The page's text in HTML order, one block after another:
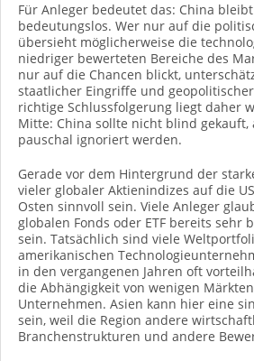
Für Anleger bedeutet das: China
bedeutungslos. Wer nur auf die
übersieht möglicherweise die
niedriger bewerteten Bereiche des
nur auf die Chancen blickt,
staatlicher Eingriffe und
richtige Schlussfolgerung liegt daher
Mitte: China sollte nicht blind gekauft,
pauschal ignoriert werden.
Gerade vor dem Hintergrund der
vieler globaler Aktienindizes auf die
Osten sinnvoll sein. Viele Anleger
globalen Fonds oder ETF bereits sehr
sein. Tatsächlich sind viele
amerikanischen
in den vergangenen Jahren oft
die Abhängigkeit von wenigen
Unternehmen. Asien kann hier eine
sein, weil die Region andere
Branchenstrukturen und andere